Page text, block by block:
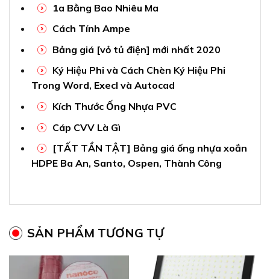
1a Bằng Bao Nhiêu Ma
Cách Tính Ampe
Bảng giá [vỏ tủ điện] mới nhất 2020
Ký Hiệu Phi và Cách Chèn Ký Hiệu Phi
Trong Word, Execl và Autocad
Kích Thước Ống Nhựa PVC
Cáp CVV Là Gì
[TẤT TẦN TẬT] Bảng giá ống nhựa xoắn
HDPE Ba An, Santo, Ospen, Thành Công
SẢN PHẨM TƯƠNG TỰ